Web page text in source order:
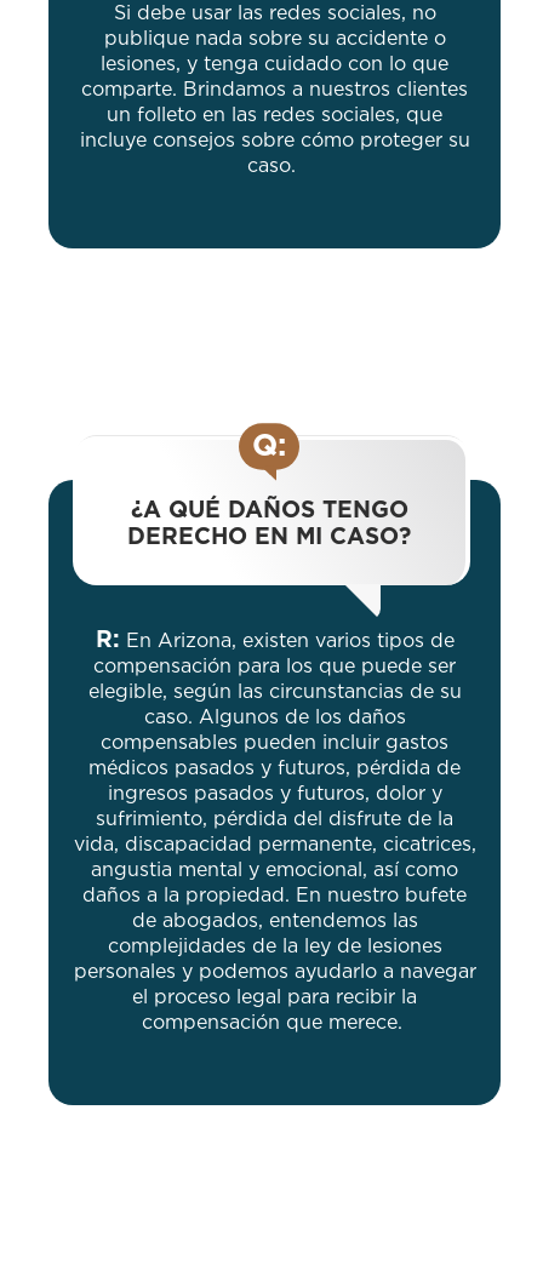
Si debe usar las redes sociales, no
publique nada sobre su accidente o
lesiones, y tenga cuidado con lo que
comparte. Brindamos a nuestros clientes
un folleto en las redes sociales, que
incluye consejos sobre cómo proteger su
caso.
Q:
¿A QUÉ DAÑOS TENGO
DERECHO EN MI CASO?
R: En Arizona, existen varios tipos de
compensación para los que puede ser
elegible, según las circunstancias de su
caso. Algunos de los daños
compensables pueden incluir gastos
médicos pasados ​​y futuros, pérdida de
ingresos pasados ​​y futuros, dolor y
sufrimiento, pérdida del disfrute de la
vida, discapacidad permanente, cicatrices,
angustia mental y emocional, así como
daños a la propiedad. En nuestro bufete
de abogados, entendemos las
complejidades de la ley de lesiones
personales y podemos ayudarlo a navegar
el proceso legal para recibir la
compensación que merece.